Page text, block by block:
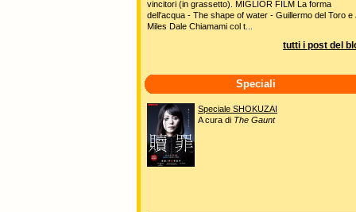
vincitori (in grassetto). MIGLIOR FILM La forma
dell'acqua - The shape of water - Guillermo del Toro e
Miles Dale Chiamami col t...
tutti i post del
Speciali
Speciale SHOKUZAI
A cura di The Gaunt